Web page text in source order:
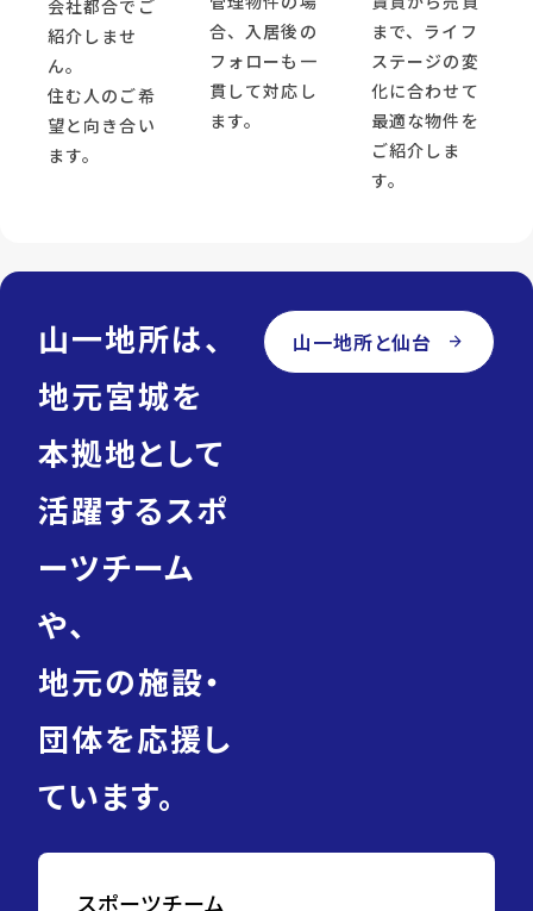
会社都合でご
紹介しませ
ん。
住む人のご希
望と向き合い
ます。
合、入居後の
フォローも一
貫して対応し
ます。
まで、ライフ
ステージの変
化に合わせて
最適な物件を
ご紹介しま
す。
山一地所は、
地元宮城を
本拠地として
活躍するスポ
ーツチーム
や、
地元の施設・
団体を応援し
ています。
山一地所と仙台 arrow_forward
スポーツチーム